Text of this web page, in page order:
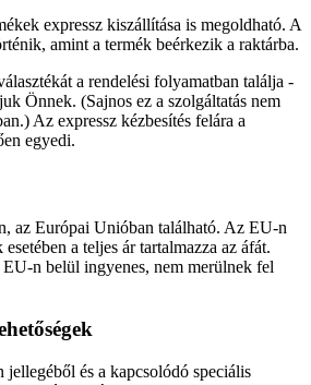
expressz kiszállítása is megoldható. A
amint a termék beérkezik a raktárba.
a rendelési folyamatban találja -
Önnek. (Sajnos ez a szolgáltatás nem
Az expressz kézbesítés felára a
egyedi.
az Európai Unióban található. Az EU-n
a teljes ár tartalmazza az áfát.
n belül ingyenes, nem merülnek fel
jellegéből és a kapcsolódó speciális